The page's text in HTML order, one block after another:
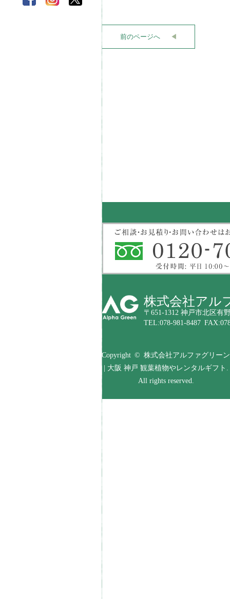
前のページへ ◀︎
株式会社アル
〒651-1312 神戸市北区有
TEL:078-981-8487
Copyright © 株式会社アルファグリーン
| 大阪 神戸 観葉植物やレンタルギフト.
All rights reserved.